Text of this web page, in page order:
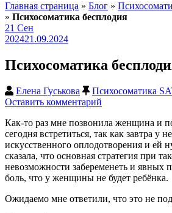
Главная страница » Блог »
» Психосоматика бесплодия
21 Сен
202421.09.2024
Психосоматика
Елена Гуськова
Психосоматика
Оставить комментарий
Как-то раз мне позвонила женщина и
сегодня встретиться, так как завтра у
искусственного оплодотворения и ей
сказала, что основная стратегия при
невозможности забеременеть и явных
боль, что у женщины не будет ребёнка.
Ожидаемо мне ответили, что это не